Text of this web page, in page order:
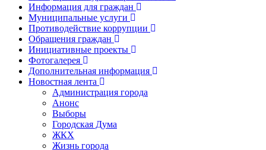
Информация для граждан
Муниципальные услуги
Противодействие коррупции
Обращения граждан
Инициативные проекты
Фотогалерея
Дополнительная информация
Новостная лента
Администрация города
Анонс
Выборы
Городская Дума
ЖКХ
Жизнь города